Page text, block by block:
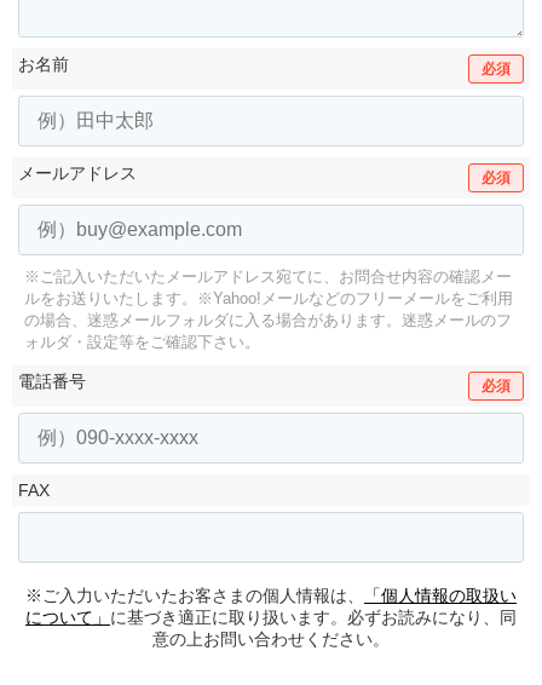
お名前 必須
メールアドレス 必須
※ご記入いただいたメールアドレス宛てに、お問合せ内容の確認メー
ルをお送りいたします。
※Yahoo!メールなどのフリーメールをご利用
の場合、迷惑メールフォルダに入る場合があります。 迷惑メールのフ
ォルダ・設定等をご確認下さい。
電話番号 必須
FAX
※ご入力いただいたお客さまの個人情報は、
「個人情報の取扱い
について」 に基づき適正に取り扱います。必ずお読みになり、同
意の上お問い合わせください。